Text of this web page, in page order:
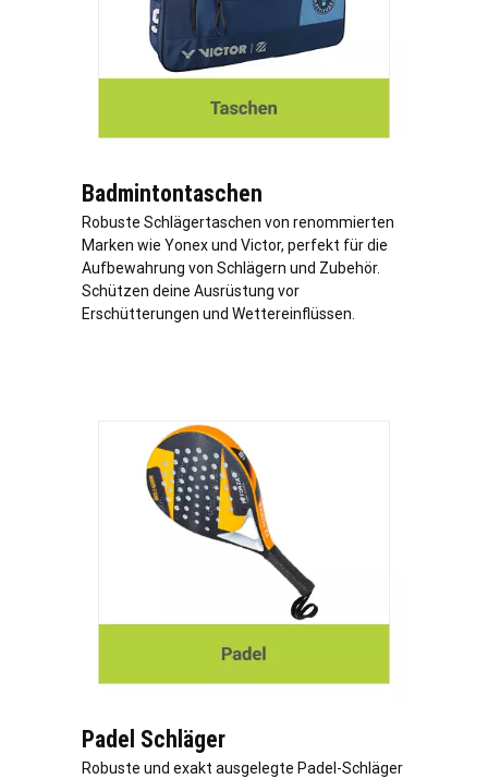
Badmintontaschen
Robuste Schlägertaschen von renommierten
Marken wie Yonex und Victor, perfekt für die
Aufbewahrung von Schlägern und Zubehör.
Schützen deine Ausrüstung vor
Erschütterungen und Wettereinflüssen.
Padel Schläger
Robuste und exakt ausgelegte Padel-Schläger